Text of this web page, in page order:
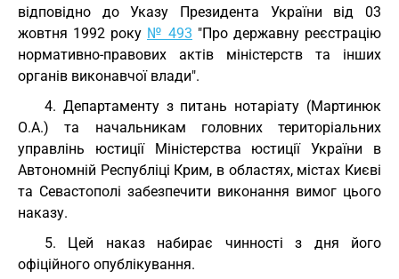
відповідно до Указу Президента України від 03
жовтня 1992 року № 493 "Про державну реєстрацію
нормативно-правових актів міністерств та інших
органів виконавчої влади".
4. Департаменту з питань нотаріату (Мартинюк
О.А.) та начальникам головних територіальних
управлінь юстиції Міністерства юстиції України в
Автономній Республіці Крим, в областях, містах Києві
та Севастополі забезпечити виконання вимог цього
наказу.
5. Цей наказ набирає чинності з дня його
офіційного опублікування.